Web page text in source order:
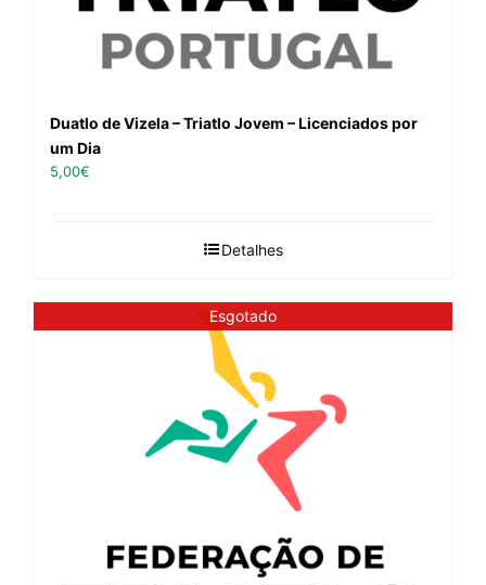
Duatlo de Vizela – Triatlo Jovem – Licenciados por
um Dia
5,00€
Detalhes
Esgotado